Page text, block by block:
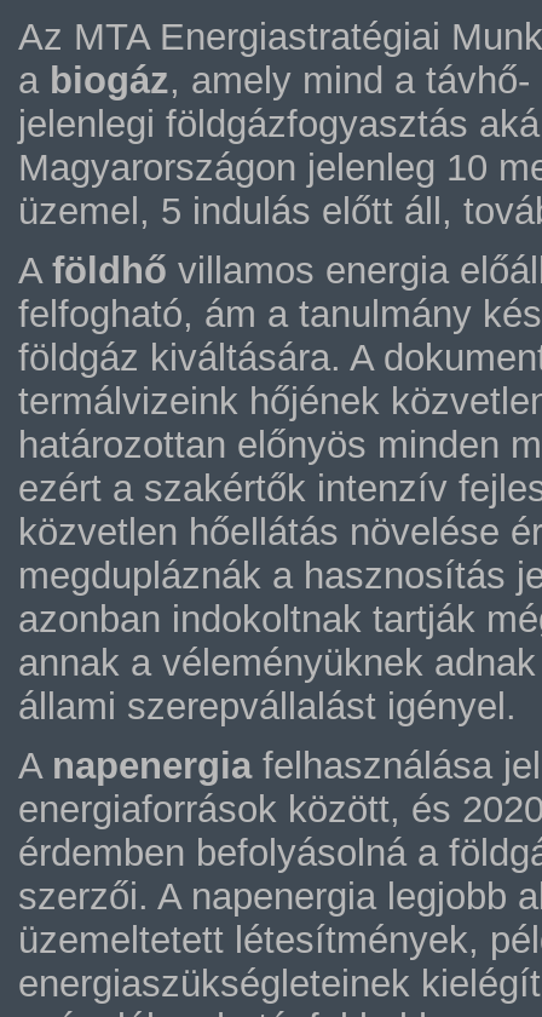
Az MTA Energiastratégiai
a biogáz, amely mind a
jelenlegi földgázfogyasztás
Magyarországon jelenleg 10
üzemel, 5 indulás előtt áll,
A földhő villamos energia
felfogható, ám a tanulmány
földgáz kiváltására. A
termálvizeink hőjének
határozottan előnyös minden
ezért a szakértők intenzív
közvetlen hőellátás növelése
megdupláznák a hasznosítás
azonban indokoltnak tartják
annak a véleményüknek
állami szerepvállalást igényel.
A napenergia felhasználása
energiaforrások között, és
érdemben befolyásolná a
szerzői. A napenergia legjobb
üzemeltetett létesítmények,
energiaszükségleteinek